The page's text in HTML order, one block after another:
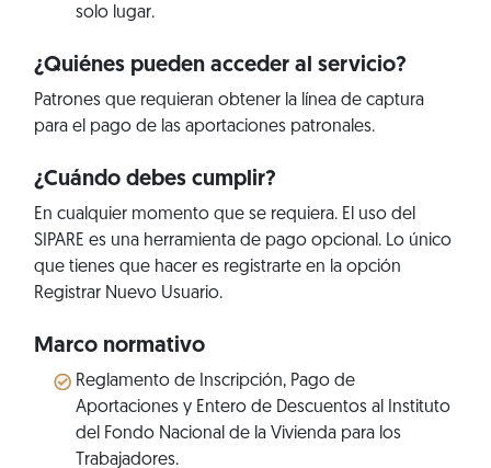
solo lugar.
¿Quiénes pueden acceder al servicio?
Patrones que requieran obtener la línea de captura
para el pago de las aportaciones patronales.
¿Cuándo debes cumplir?
En cualquier momento que se requiera. El uso del
SIPARE es una herramienta de pago opcional. Lo único
que tienes que hacer es registrarte en la opción
Registrar Nuevo Usuario.
Marco normativo
Reglamento de Inscripción, Pago de
Aportaciones y Entero de Descuentos al Instituto
del Fondo Nacional de la Vivienda para los
Trabajadores.